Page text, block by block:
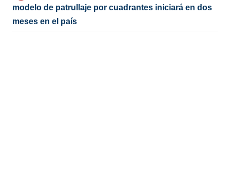
modelo de patrullaje por cuadrantes iniciará en dos
meses en el país